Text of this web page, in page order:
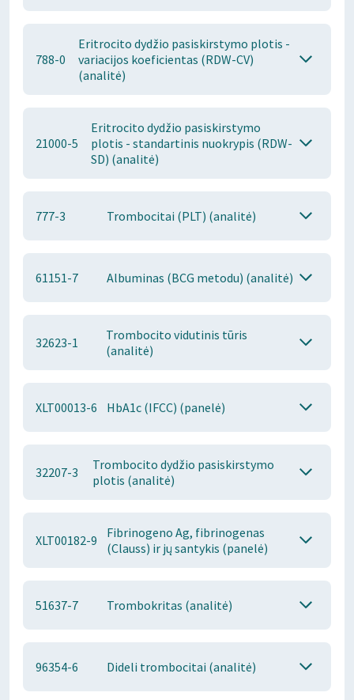
788-0
Eritrocito dydžio pasiskirstymo plotis -
variacijos koeficientas (RDW-CV)
(analitė)
21000-5
Eritrocito dydžio pasiskirstymo
plotis - standartinis nuokrypis (RDW-
SD) (analitė)
777-3 Trombocitai (PLT) (analitė)
61151-7 Albuminas (BCG metodu) (analitė)
32623-1
Trombocito vidutinis tūris
(analitė)
XLT00013-6 HbA1c (IFCC) (panelė)
32207-3
Trombocito dydžio pasiskirstymo
plotis (analitė)
XLT00182-9
Fibrinogeno Ag, fibrinogenas
(Clauss) ir jų santykis (panelė)
51637-7 Trombokritas (analitė)
96354-6 Dideli trombocitai (analitė)